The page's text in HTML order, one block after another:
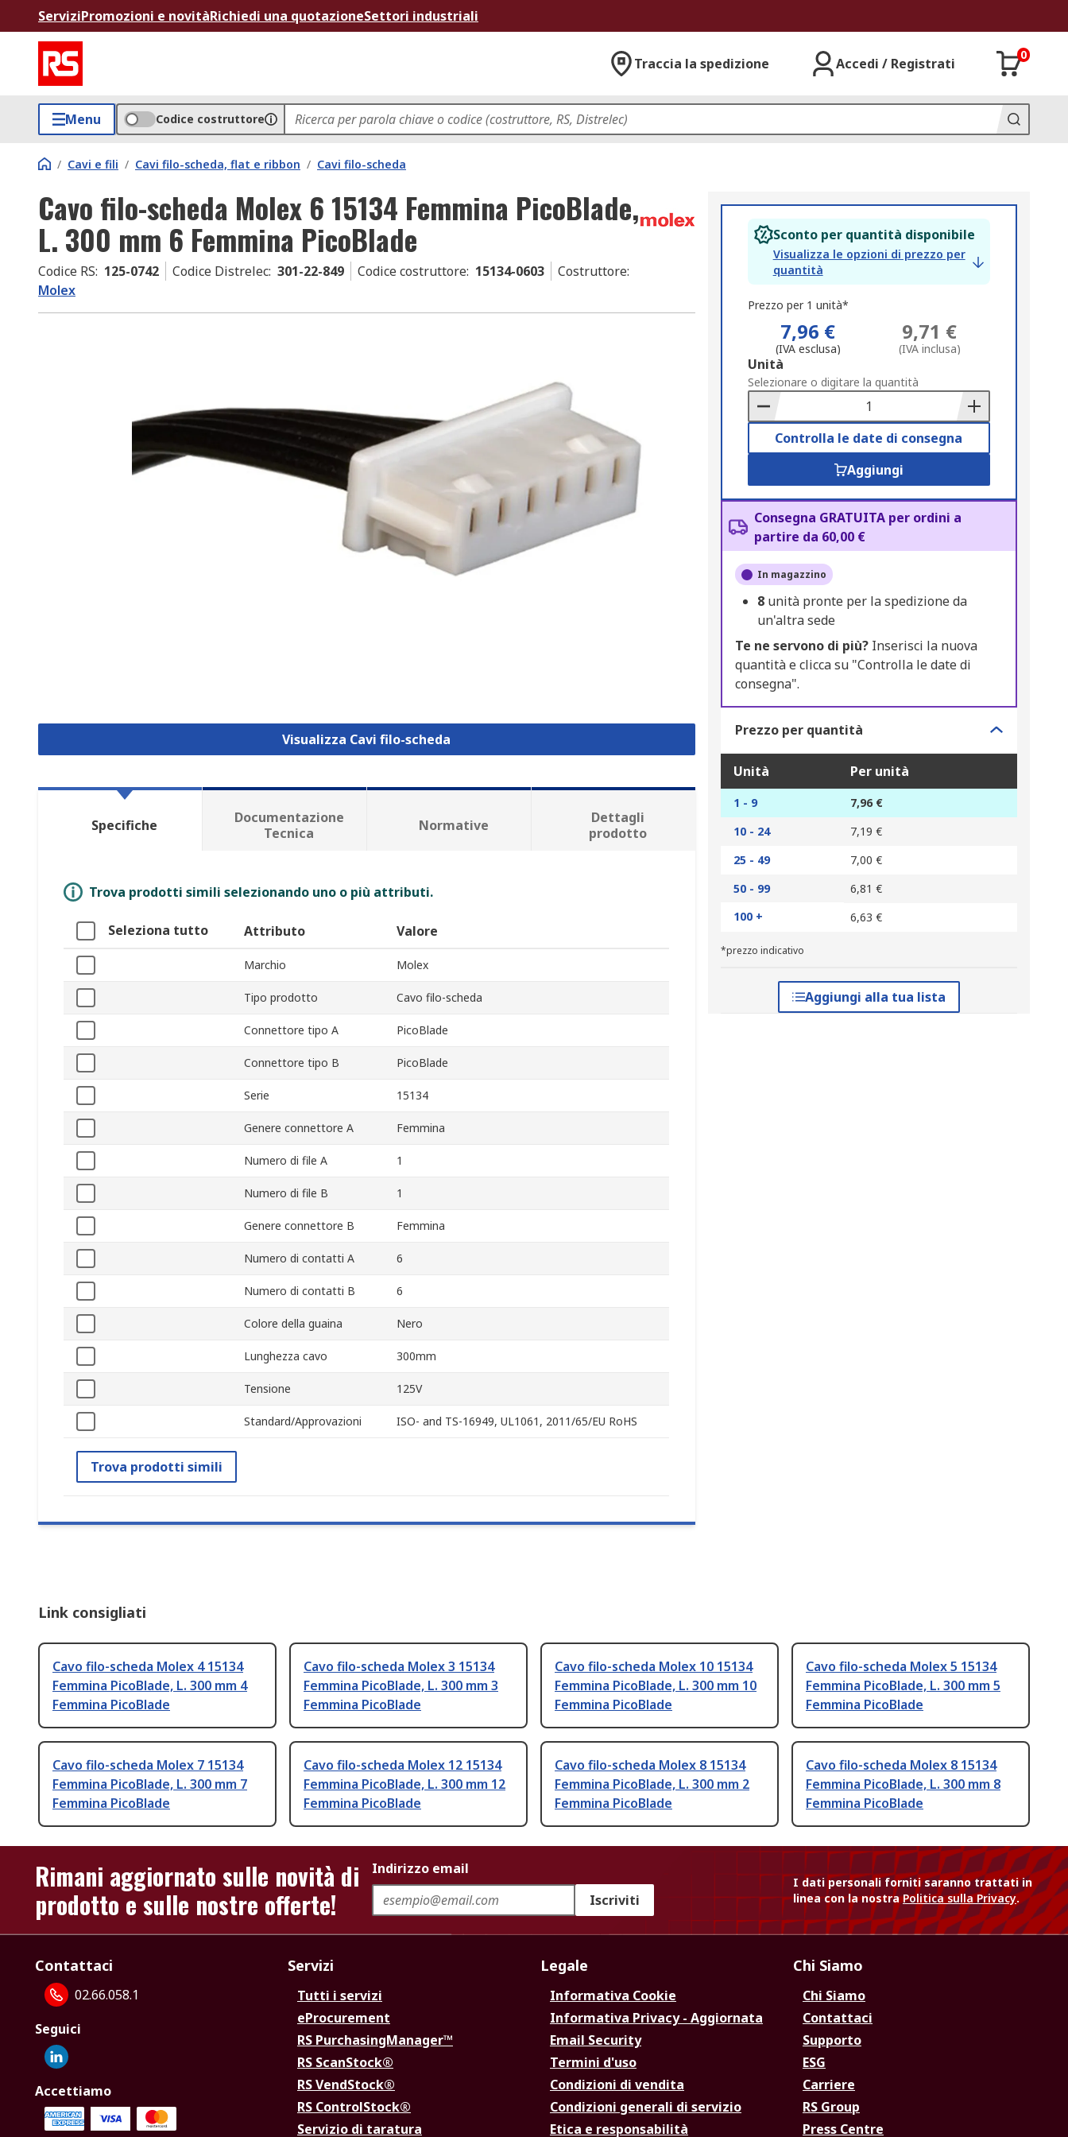
ServiziPromozioni e novitàRichiedi una quotazioneSettori industriali
Traccia la spedizione Accedi / Registrati
0
Menu Codice costruttore
/ Cavi e fili / Cavi filo-scheda, flat e ribbon / Cavi filo-scheda
Cavo filo-scheda Molex 6 15134 Femmina PicoBlade,
L. 300 mm 6 Femmina PicoBlade
Codice RS: 125-0742 Codice Distrelec: 301-22-849 Codice costruttore: 15134-0603 Costruttore:
Molex
Visualizza Cavi filo-scheda
Sconto per quantità disponibile
Visualizza le opzioni di prezzo per
quantità
Prezzo per 1 unità*
7,96 €
(IVA esclusa)
9,71 €
(IVA inclusa)
Add
to
Basket
Unità
Selezionare o digitare la quantità
Controlla le date di consegna
Aggiungi
Consegna GRATUITA per ordini a
partire da 60,00 €
In magazzino
8 unità pronte per la spedizione da
un'altra sede
Te ne servono di più?Inserisci la nuova
quantità e clicca su "Controlla le date di
consegna".
Prezzo per quantità
Unità Per unità
1 - 9
7,96 €
10 - 24
7,19 €
25 - 49
7,00 €
50 - 99
6,81 €
100 +
6,63 €
*prezzo indicativo
Aggiungi alla tua lista
Specifiche
Documentazione
Tecnica
Normative
Dettagli
prodotto
Trova prodotti simili selezionando uno o più attributi.
Seleziona tutto Attributo Valore
Marchio Molex
Tipo prodotto Cavo filo-scheda
Connettore tipo A PicoBlade
Connettore tipo B PicoBlade
Serie 15134
Genere connettore A Femmina
Numero di file A 1
Numero di file B 1
Genere connettore B Femmina
Numero di contatti A 6
Numero di contatti B 6
Colore della guaina Nero
Lunghezza cavo 300mm
Tensione 125V
Standard/Approvazioni ISO- and TS-16949, UL1061, 2011/65/EU RoHS
Trova prodotti simili
Link consigliati
Cavo filo-scheda Molex 4 15134
Femmina PicoBlade, L. 300 mm 4
Femmina PicoBlade
Cavo filo-scheda Molex 3 15134
Femmina PicoBlade, L. 300 mm 3
Femmina PicoBlade
Cavo filo-scheda Molex 10 15134
Femmina PicoBlade, L. 300 mm 10
Femmina PicoBlade
Cavo filo-scheda Molex 5 15134
Femmina PicoBlade, L. 300 mm 5
Femmina PicoBlade
Cavo filo-scheda Molex 7 15134
Femmina PicoBlade, L. 300 mm 7
Femmina PicoBlade
Cavo filo-scheda Molex 12 15134
Femmina PicoBlade, L. 300 mm 12
Femmina PicoBlade
Cavo filo-scheda Molex 8 15134
Femmina PicoBlade, L. 300 mm 2
Femmina PicoBlade
Cavo filo-scheda Molex 8 15134
Femmina PicoBlade, L. 300 mm 8
Femmina PicoBlade
Rimani aggiornato sulle novità di
prodotto e sulle nostre offerte!
Indirizzo email
Iscriviti
I dati personali forniti saranno trattati in
linea con la nostraPolitica sulla Privacy.
Contattaci
02.66.058.1
Seguici
Accettiamo
Servizi
Tutti i servizi
eProcurement
RS PurchasingManager™
RS ScanStock®
RS VendStock®
RS ControlStock®
Servizio di taratura
Legale
Informativa Cookie
Informativa Privacy - Aggiornata
Email Security
Termini d'uso
Condizioni di vendita
Condizioni generali di servizio
Etica e responsabilità
Chi Siamo
Chi Siamo
Contattaci
Supporto
ESG
Carriere
RS Group
Press Centre